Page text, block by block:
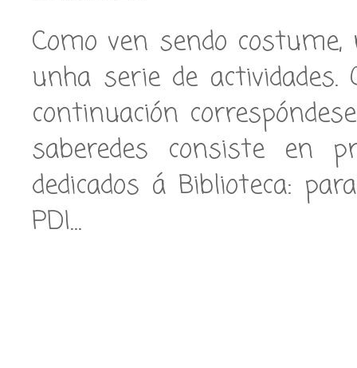
Como ven sendo
unha serie de
continuación
saberedes consiste en
dedicados á Biblioteca:
PDI…